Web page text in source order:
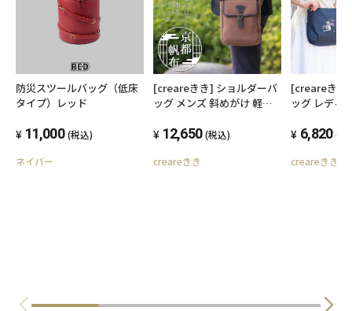
防災スツールバッグ（低床
タイプ）レッド
11,000 (税込)
ネイバー
[creareきき] ショルダーバ
ッグ メンズ 斜めがけ 軽量
装 柿渋染め ミニフラップシ
プレゼント kiki-26
12,650 (税込)
creareきき
[creareきき
ッグ レディ
柿渋染め 猫
レゼント IZ-
6,820 (税
creareきき